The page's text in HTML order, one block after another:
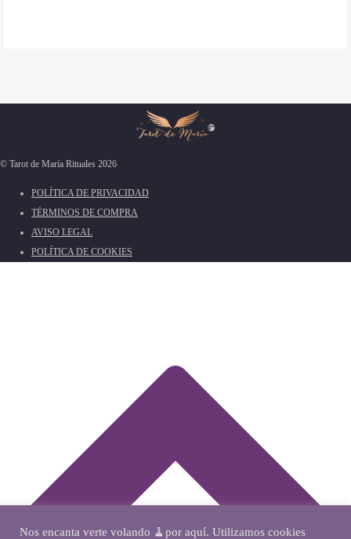
© Tarot de María Rituales 2026
POLÍTICA DE PRIVACIDAD
TÉRMINOS DE COMPRA
AVISO LEGAL
POLÍTICA DE COOKIES
Nos encanta verte volando 🧹por aquí. Utilizamos cookies